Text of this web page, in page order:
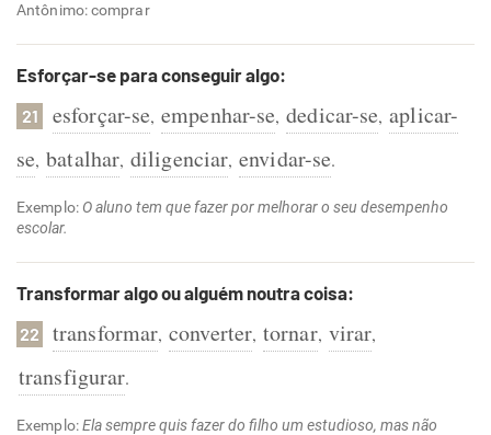
Antônimo: comprar
Esforçar-se para conseguir algo:
21 esforçar-se, empenhar-se, dedicar-se, aplicar-
se, batalhar, diligenciar, envidar-se.
Exemplo: O aluno tem que fazer por melhorar o seu desempenho
escolar.
Transformar algo ou alguém noutra coisa:
22 transformar, converter, tornar, virar,
transfigurar.
Exemplo:Ela sempre quis fazer do filho um estudioso, mas não